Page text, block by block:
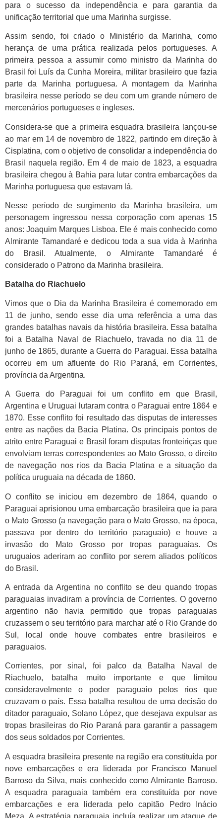
para o sucesso da independência e para garantia da
unificação territorial que uma Marinha surgisse.
Assim sendo, foi criado o Ministério da Marinha, como
herança de uma prática realizada pelos portugueses. A
primeira pessoa a assumir como ministro da Marinha do
Brasil foi Luís da Cunha Moreira, militar brasileiro que fazia
parte da Marinha portuguesa. A montagem da Marinha
brasileira nesse período se deu com um grande número de
mercenários portugueses e ingleses.
Considera-se que a primeira esquadra brasileira lançou-se
ao mar em 14 de novembro de 1822, partindo em direção à
Cisplatina, com o objetivo de consolidar a independência do
Brasil naquela região. Em 4 de maio de 1823, a esquadra
brasileira chegou à Bahia para lutar contra embarcações da
Marinha portuguesa que estavam lá.
Nesse período de surgimento da Marinha brasileira, um
personagem ingressou nessa corporação com apenas 15
anos: Joaquim Marques Lisboa. Ele é mais conhecido como
Almirante Tamandaré e dedicou toda a sua vida à Marinha
do Brasil. Atualmente, o Almirante Tamandaré é
considerado o Patrono da Marinha brasileira.
Batalha do Riachuelo
Vimos que o Dia da Marinha Brasileira é comemorado em
11 de junho, sendo esse dia uma referência a uma das
grandes batalhas navais da história brasileira. Essa batalha
foi a Batalha Naval de Riachuelo, travada no dia 11 de
junho de 1865, durante a Guerra do Paraguai. Essa batalha
ocorreu em um afluente do Rio Paraná, em Corrientes,
província da Argentina.
A Guerra do Paraguai foi um conflito em que Brasil,
Argentina e Uruguai lutaram contra o Paraguai entre 1864 e
1870. Esse conflito foi resultado das disputas de interesses
entre as nações da Bacia Platina. Os principais pontos de
atrito entre Paraguai e Brasil foram disputas fronteiriças que
envolviam terras correspondentes ao Mato Grosso, o direito
de navegação nos rios da Bacia Platina e a situação da
política uruguaia na década de 1860.
O conflito se iniciou em dezembro de 1864, quando o
Paraguai aprisionou uma embarcação brasileira que ia para
o Mato Grosso (a navegação para o Mato Grosso, na época,
passava por dentro do território paraguaio) e houve a
invasão do Mato Grosso por tropas paraguaias. Os
uruguaios aderiram ao conflito por serem aliados políticos
do Brasil.
A entrada da Argentina no conflito se deu quando tropas
paraguaias invadiram a província de Corrientes. O governo
argentino não havia permitido que tropas paraguaias
cruzassem o seu território para marchar até o Rio Grande do
Sul, local onde houve combates entre brasileiros e
paraguaios.
Corrientes, por sinal, foi palco da Batalha Naval de
Riachuelo, batalha muito importante e que limitou
consideravelmente o poder paraguaio pelos rios que
cruzavam o país. Essa batalha resultou de uma decisão do
ditador paraguaio, Solano López, que desejava expulsar as
tropas brasileiras do Rio Paraná para garantir a passagem
dos seus soldados por Corrientes.
A esquadra brasileira presente na região era constituída por
nove embarcações e era liderada por Francisco Manuel
Barroso da Silva, mais conhecido como Almirante Barroso.
A esquadra paraguaia também era constituída por nove
embarcações e era liderada pelo capitão Pedro Inácio
Meza. A estratégia paraguaia incluía realizar um ataque de